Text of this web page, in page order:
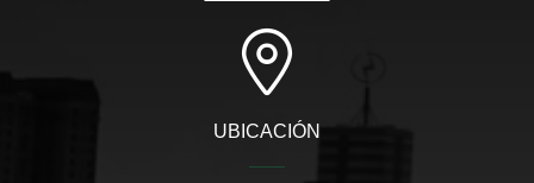
UBICACIÓN